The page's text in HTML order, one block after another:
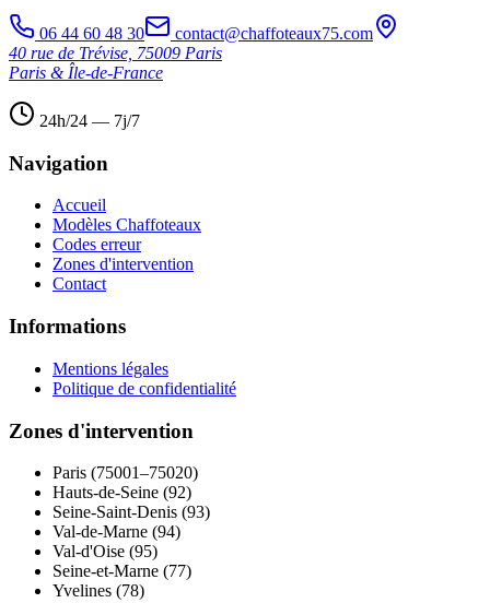
06 44 60 48 30
contact@chaffoteaux75.com
40 rue de Trévise, 75009 Paris
Paris & Île-de-France
24h/24 — 7j/7
Navigation
Accueil
Modèles Chaffoteaux
Codes erreur
Zones d'intervention
Contact
Informations
Mentions légales
Politique de confidentialité
Zones d'intervention
Paris (75001–75020)
Hauts-de-Seine (92)
Seine-Saint-Denis (93)
Val-de-Marne (94)
Val-d'Oise (95)
Seine-et-Marne (77)
Yvelines (78)